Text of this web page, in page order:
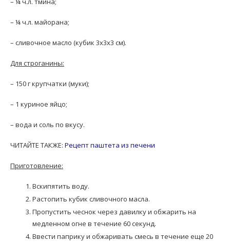
– ¼ ч.л. майорана;
– сливочное масло (кубик 3х3х3 см).
Для строганины:
– 150 г крупчатки (муки);
– 1 куриное яйцо;
– вода и соль по вкусу.
ЧИТАЙТЕ ТАКЖЕ: Рецепт паштета из печени
Приготовление:
Вскипятить воду.
Растопить кубик сливочного масла.
Пропустить чеснок через давилку и обжарить на
медленном огне в течение 60 секунд.
Ввести паприку и обжаривать смесь в течение еще 20